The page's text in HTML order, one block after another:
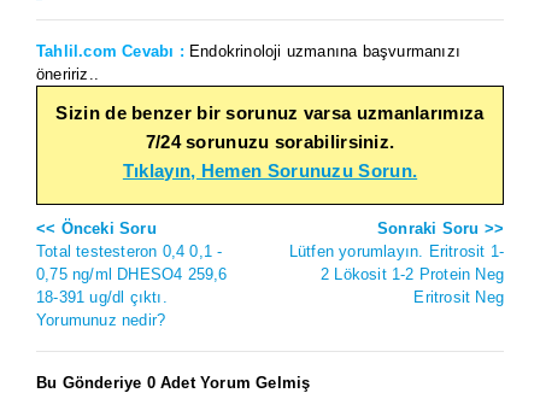
Tahlil.com Cevabı : Endokrinoloji uzmanına başvurmanızı
öneririz..
Sizin de benzer bir sorunuz varsa uzmanlarımıza
7/24 sorunuzu sorabilirsiniz.
Tıklayın, Hemen Sorunuzu Sorun.
<< Önceki Soru
Total testesteron 0,4 0,1 -
0,75 ng/ml DHESO4 259,6
18-391 ug/dl çıktı.
Yorumunuz nedir?
Sonraki Soru >>
Lütfen yorumlayın. Eritrosit 1-
2 Lökosit 1-2 Protein Neg
Eritrosit Neg
Bu Gönderiye 0 Adet Yorum Gelmiş